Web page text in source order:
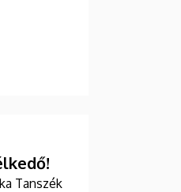
Tanszék